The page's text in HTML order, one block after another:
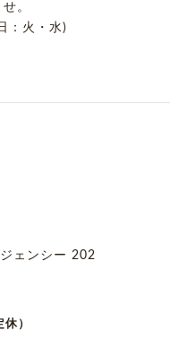
。
：火・水)
ェンシー 202
）